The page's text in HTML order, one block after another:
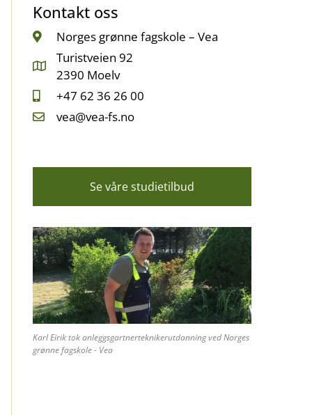
Kontakt oss
Norges grønne fagskole – Vea
Turistveien 92
2390 Moelv
+47 62 36 26 00
vea@vea-fs.no
Se våre studietilbud
Karl Eirik tok anleggsgartnerteknikerutdanning ved Norges
grønne fagskole - Vea